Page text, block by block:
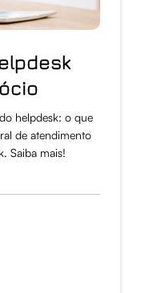
helpdesk: o que
de atendimento
Saiba mais!